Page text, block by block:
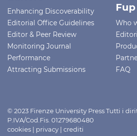
Enhancing Discoverability
Editorial Office Guidelines
Editor & Peer Review
Monitoring Journal
Performance
Attracting Submissions
Fup
Who
FAQ
© 2023 Firenze University Press Tutti i
P.IVA/Cod.Fis. 01279680480
cookies | privacy | crediti